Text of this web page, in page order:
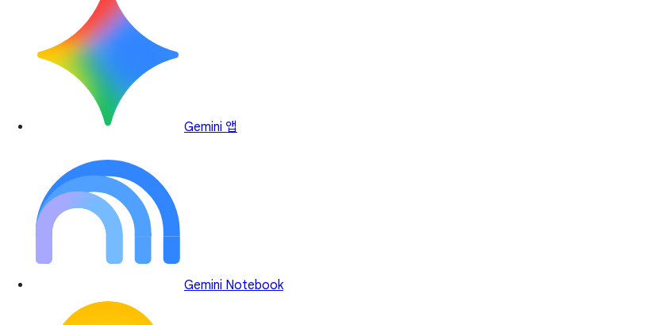
Gemini 앱
Gemini Notebook